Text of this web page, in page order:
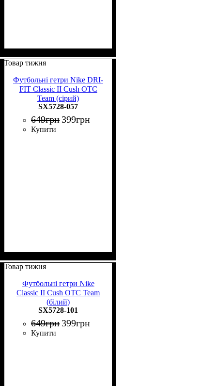
Товар тижня
Футбольні гетри Nike DRI-
FIT Classic II Cush OTC
Team (сірий)
SX5728-057
649грн 399грн
Купити
Товар тижня
Футбольні гетри Nike
Classic II Cush OTC Team
(білий)
SX5728-101
649грн 399грн
Купити